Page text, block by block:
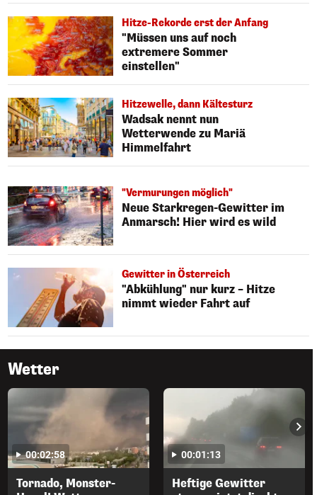
Hitze-Rekorde erst der Anfang
"Müssen uns auf noch
extremere Sommer
einstellen"
Hitzewelle, dann Kältesturz
Wadsak nennt nun
Wetterwende zu Mariä
Himmelfahrt
"Vermurungen möglich"
Neue Starkregen-Gewitter im
Anmarsch! Hier wird es wild
Gewitter in Österreich
"Abkühlung" nur kurz – Hitze
nimmt wieder Fahrt auf
Wetter
00:02:58
Tornado, Monster-
00:01:13
Heftige Gewitter